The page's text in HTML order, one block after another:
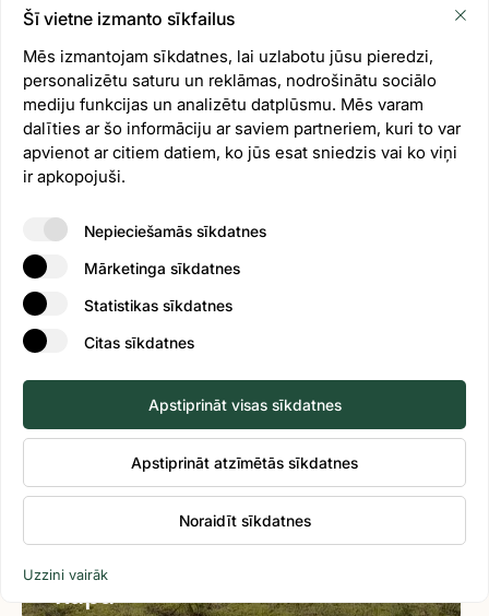
Kustībā pie dabas
Dabas liegums “Plieņciema
kāpa”
Šī vietne izmanto sīkfailus
Mēs izmantojam sīkdatnes, lai uzlabotu jūsu pieredzi,
personalizētu saturu un reklāmas, nodrošinātu sociālo
mediju funkcijas un analizētu datplūsmu. Mēs varam
dalīties ar šo informāciju ar saviem partneriem, kuri to var
apvienot ar citiem datiem, ko jūs esat sniedzis vai ko viņi
ir apkopojuši.
Nepieciešamās sīkdatnes
Mārketinga sīkdatnes
Statistikas sīkdatnes
Citas sīkdatnes
Apstiprināt visas sīkdatnes
Apstiprināt atzīmētās sīkdatnes
Noraidīt sīkdatnes
Uzzini vairāk